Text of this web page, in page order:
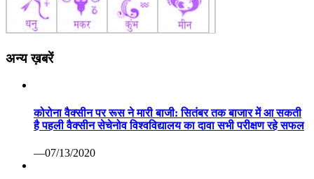
अन्य ख़बरें
कोरोना वैक्सीन पर रूस ने मारी बाजी: सितंबर तक बाजार में आ सकती
है पहली वैक्सीन सेचेनोव विश्वविद्यालय का दावा सभी परीक्षण रहे सफल
—07/13/2020